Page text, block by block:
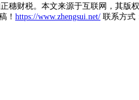
财税。本文来源于互联网，其
！ https://www.zhengsui.net/ 联系方式